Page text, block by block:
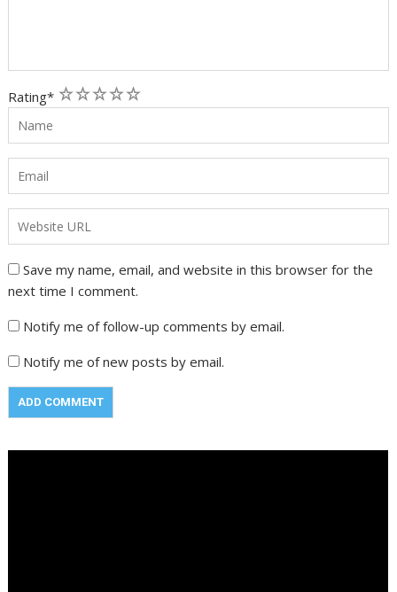
Rating* 5
4
3
2
1
Save my name, email, and website in this browser for the
next time I comment.
Notify me of follow-up comments by email.
Notify me of new posts by email.